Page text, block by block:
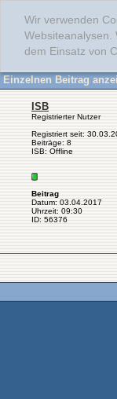
Wir verwenden
Websiteanalysen.
dem Einsatz von
Einzelnen Beitrag
ISB
Registrierter Nutzer
Registriert seit:
Beiträge: 8
ISB: Offline
Beitrag
Datum: 03.04.2017
Uhrzeit: 09:30
ID: 56376